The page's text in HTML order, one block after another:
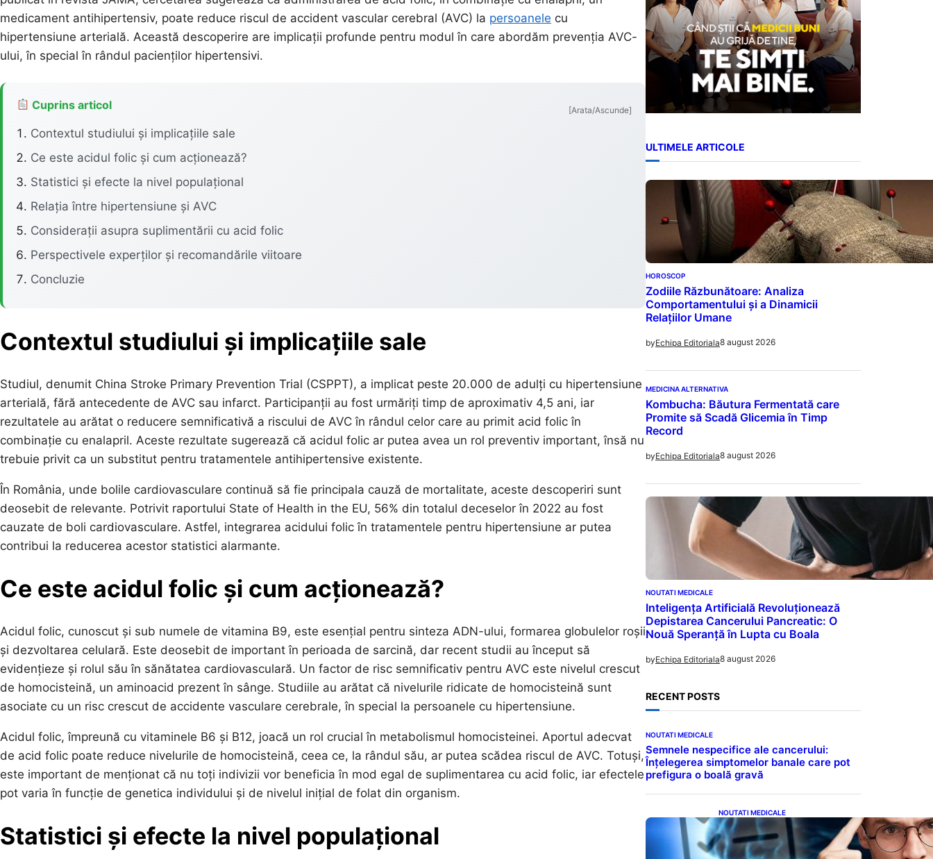
medicament antihipertensiv, poate reduce riscul de accident vascular cerebral (AVC) la persoanele cu
hipertensiune arterială. Această descoperire are implicații profunde pentru modul în care abordăm prevenția AVC-
ului, în special în rândul pacienților hipertensivi.
Cuprins articol [Arata/Ascunde]
Contextul studiului și implicațiile sale
Ce este acidul folic și cum acționează?
Statistici și efecte la nivel populațional
Relația între hipertensiune și AVC
Considerații asupra suplimentării cu acid folic
Perspectivele experților și recomandările viitoare
Concluzie
Contextul studiului și implicațiile sale
Studiul, denumit China Stroke Primary Prevention Trial (CSPPT), a implicat peste 20.000 de adulți cu hipertensiune
arterială, fără antecedente de AVC sau infarct. Participanții au fost urmăriți timp de aproximativ 4,5 ani, iar
rezultatele au arătat o reducere semnificativă a riscului de AVC în rândul celor care au primit acid folic în
combinație cu enalapril. Aceste rezultate sugerează că acidul folic ar putea avea un rol preventiv important, însă nu
trebuie privit ca un substitut pentru tratamentele antihipertensive existente.
În România, unde bolile cardiovasculare continuă să fie principala cauză de mortalitate, aceste descoperiri sunt
deosebit de relevante. Potrivit raportului State of Health in the EU, 56% din totalul deceselor în 2022 au fost
cauzate de boli cardiovasculare. Astfel, integrarea acidului folic în tratamentele pentru hipertensiune ar putea
contribui la reducerea acestor statistici alarmante.
Ce este acidul folic și cum acționează?
Acidul folic, cunoscut și sub numele de vitamina B9, este esențial pentru sinteza ADN-ului, formarea globulelor roșii
și dezvoltarea celulară. Este deosebit de important în perioada de sarcină, dar recent studii au început să
evidențieze și rolul său în sănătatea cardiovasculară. Un factor de risc semnificativ pentru AVC este nivelul crescut
de homocisteină, un aminoacid prezent în sânge. Studiile au arătat că nivelurile ridicate de homocisteină sunt
asociate cu un risc crescut de accidente vasculare cerebrale, în special la persoanele cu hipertensiune.
Acidul folic, împreună cu vitaminele B6 și B12, joacă un rol crucial în metabolismul homocisteinei. Aportul adecvat
de acid folic poate reduce nivelurile de homocisteină, ceea ce, la rândul său, ar putea scădea riscul de AVC. Totuși,
este important de menționat că nu toți indivizii vor beneficia în mod egal de suplimentarea cu acid folic, iar efectele
pot varia în funcție de genetica individului și de nivelul inițial de folat din organism.
Statistici și efecte la nivel populațional
ULTIMELE ARTICOLE
HOROSCOP
Zodiile Răzbunătoare: Analiza
Comportamentului și a Dinamicii
Relațiilor Umane
byEchipa Editoriala8 august 2026
MEDICINA ALTERNATIVA
Kombucha: Băutura Fermentată care
Promite să Scadă Glicemia în Timp
Record
byEchipa Editoriala8 august 2026
NOUTATI MEDICALE
Inteligența Artificială Revoluționează
Depistarea Cancerului Pancreatic: O
Nouă Speranță în Lupta cu Boala
byEchipa Editoriala8 august 2026
RECENT POSTS
NOUTATI MEDICALE
Semnele nespecifice ale cancerului:
Înțelegerea simptomelor banale care pot
prefigura o boală gravă
NOUTATI MEDICALE
Inteligența dincolo de note:
Semnele unui IQ ridicat
care nu țin de școală